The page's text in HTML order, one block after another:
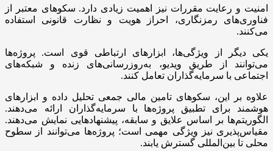
امنیت و رعایت مقررات نیز اهمیت زیادی دارد. سکوهای معتبر از
فناوری‌های رمزنگاری، احراز هویت و نظارت قانونی استفاده
می‌کنند.
یکی دیگر از ویژگی‌ها، ابزارهای ارتباطی قوی است. پروژه‌ها
می‌توانند از طریق ویدیو، به‌روزرسانی‌های زنده و شبکه‌های
اجتماعی با سرمایه‌گذاران تعامل کنند.
علاوه بر این، سکوهای تامین مالی جمعی تحلیل داده و ابزارهای
هوشمند برای تطبیق پروژه‌ها با سرمایه‌گذاران ارائه می‌دهند.
الگوریتم‌ها بر اساس علایق و سابقه، پیشنهادهایی نمایش می‌دهند.
مقیاس‌پذیری نیز ویژگی مهمی است؛ پروژه‌ها می‌توانند از سطوح
محلی تا بین‌المللی گسترش یابند.